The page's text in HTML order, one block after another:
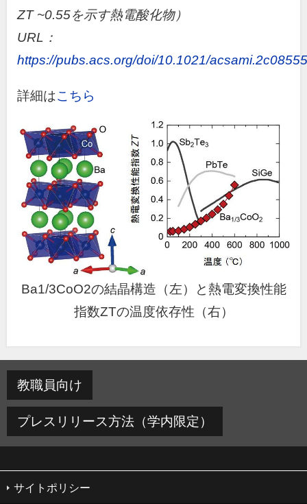
ZT ~0.55を示す熱電酸化物）
URL：
https://pubs.acs.org/doi/10.1021/acsami.2c08555
詳細はこちら
Ba1/3CoO2の結晶構造（左）と熱電変換性能
指数ZTの温度依存性（右）
教職員向け
プレスリリース方法（学内限定）
サイトポリシー